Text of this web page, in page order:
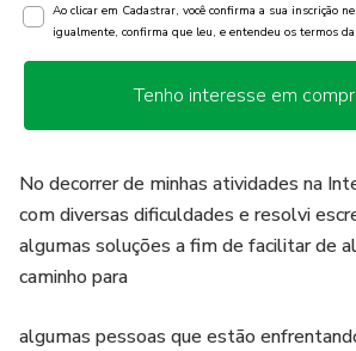
Ao clicar em Cadastrar, você confirma a sua inscrição
igualmente, confirma que leu, e entendeu os termos da
Tenho interesse em
No decorrer de minhas atividades na
com diversas dificuldades e resolvi
algumas soluções a fim de facilitar de
caminho para
algumas pessoas que estão